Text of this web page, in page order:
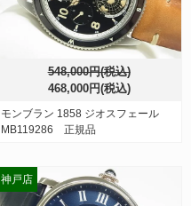
548,000円(税込)
468,000円(税込)
モンブラン 1858 ジオスフェール
MB119286 正規品
神戸店